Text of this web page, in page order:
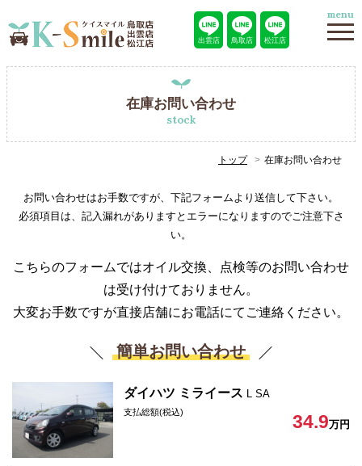
出雲店 鳥取店 松江店
menu
在庫お問い合わせ
stock
トップ 在庫お問い合わせ
お問い合わせはお手数ですが、下記フォームより送信して下さい。
必須項目は、記入漏れがありますとエラーになりますのでご注意下さ
い。
こちらのフォームではオイル交換、点検等のお問い合わせ
は受け付けておりません。
大変お手数ですが直接店舗にお電話にてご連絡ください。
簡単お問い合わせ
ダイハツ ミライース L SA
支払総額(税込) 34.9万円